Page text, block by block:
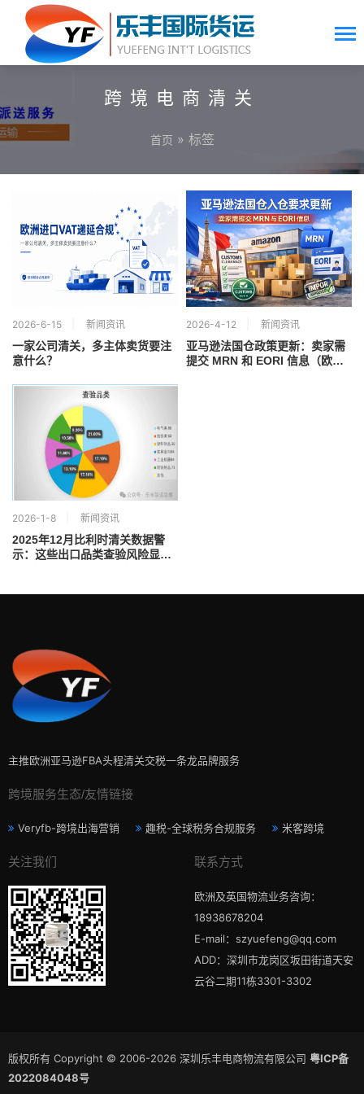
跨境电商清关
首页 » 标签
2026-6-15 新闻资讯
一家公司清关，多主体卖货要注
意什么？
2026-4-12 新闻资讯
亚马逊法国仓政策更新：卖家需
提交 MRN 和 EORI 信息（欧洲
2026-1-8 新闻资讯
2025年12月比利时清关数据警
示：这些出口品类查验风险显著
主推欧洲亚马逊FBA头程清关交税一条龙品牌服务
跨境服务生态/友情链接
Veryfb-跨境出海营销 趣税-全球税务合规服务 米客跨境
关注我们 联系方式
欧洲及英国物流业务咨询：
18938678204
E-mail：szyuefeng@qq.com
ADD：深圳市龙岗区坂田街道天安
云谷二期11栋3301-3302
版权所有 Copyright © 2006-2026 深圳乐丰电商物流有限公司 粤ICP备
2022084048号